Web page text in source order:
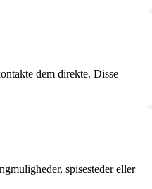
dem direkte. Disse
spisesteder eller